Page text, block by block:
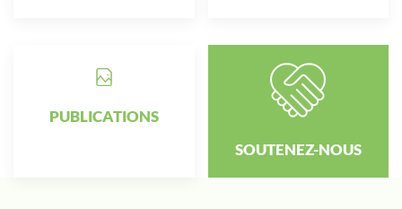
PUBLICATIONS
SOUTENEZ-NOUS